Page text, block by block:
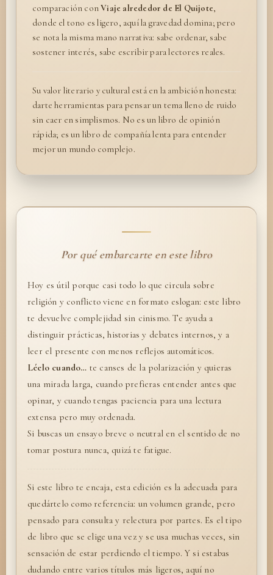
comparación conViaje alrededor de El Quijote,
donde el tono es ligero, aquí la gravedad domina; pero
se nota la misma mano narrativa: sabe ordenar, sabe
sostener interés, sabe escribir para lectores reales.
Su valor literario y cultural está en la ambición honesta:
darte herramientas para pensar un tema lleno de ruido
sin caer en simplismos. No es un libro de opinión
rápida; es un libro de compañía lenta para entender
mejor un mundo complejo.
Por qué embarcarte en este libro
Hoy es útil porque casi todo lo que circula sobre
religión y conflicto viene en formato eslogan: este libro
te devuelve complejidad sin cinismo. Te ayuda a
distinguir prácticas, historias y debates internos, y a
leer el presente con menos reflejos automáticos.
Léelo cuando… te canses de la polarización y quieras
una mirada larga, cuando prefieras entender antes que
opinar, y cuando tengas paciencia para una lectura
extensa pero muy ordenada.
Si buscas un ensayo breve o neutral en el sentido de no
tomar postura nunca, quizá te fatigue.
Si este libro te encaja, esta edición es la adecuada para
quedártelo como referencia: un volumen grande, pero
pensado para consulta y relectura por partes. Es el tipo
de libro que se elige una vez y se usa muchas veces, sin
sensación de estar perdiendo el tiempo. Y si estabas
dudando entre varios títulos más ligeros, aquí no